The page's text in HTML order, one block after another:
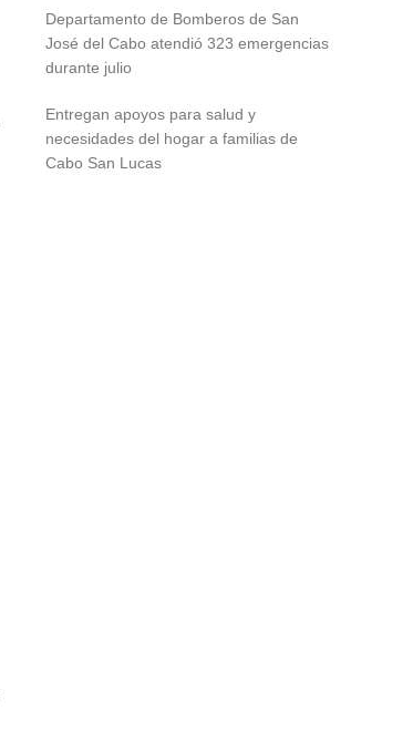
Departamento de Bomberos de San
José del Cabo atendió 323 emergencias
durante julio
Entregan apoyos para salud y
necesidades del hogar a familias de
Cabo San Lucas